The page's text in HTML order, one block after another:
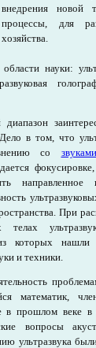
внедрения новой
процессы, для
хозяйства.
науки:
в том, что
со звуками
направленное
При
которых нашли
и техники.
математик,
прошлом веке в
вопросы
ультразвука